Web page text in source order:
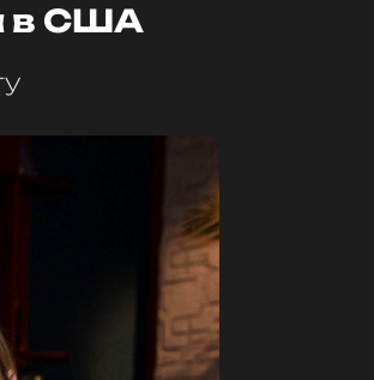
в США